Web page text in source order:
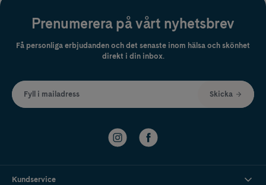
Prenumerera på vårt nyhetsbrev
Få personliga erbjudanden och det senaste inom hälsa och skönhet
direkt i din inbox.
Fyll i mailadress Skicka
Kundservice